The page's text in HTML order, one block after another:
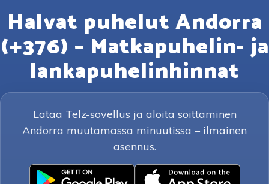
Halvat puhelut Andorra
(+376) – Matkapuhelin- ja
lankapuhelinhinnat
Lataa Telz-sovellus ja aloita soittaminen
Andorra muutamassa minuutissa – ilmainen
asennus.